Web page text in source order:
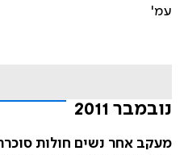
עמ'
נובמבר 2011
מעקב אחר נשים חולות